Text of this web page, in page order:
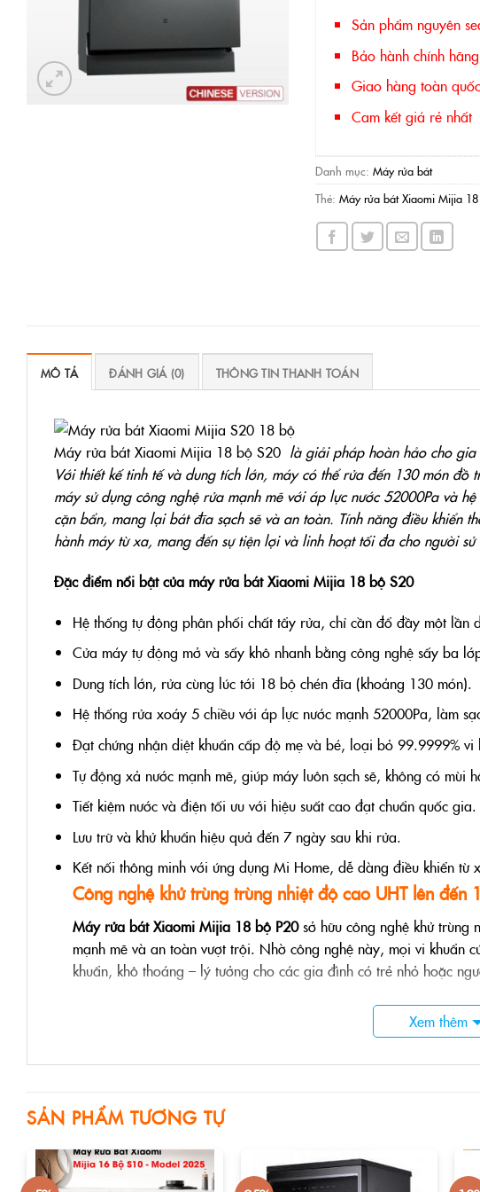
Sản phẩm nguyên
Bảo hành chính
Giao hàng toàn
Cam kết giá rẻ nhất
Danh mục: Máy rửa bát
Thẻ: Máy rửa bát Xiaomi Mijia
MÔ TẢ ĐÁNH GIÁ (0) THÔNG TIN THANH TOÁN
Máy rửa bát Xiaomi Mijia 18 bộ S20 là giải pháp hoàn hảo cho
Với thiết kế tinh tế và dung tích lớn, máy có thể rửa đến 130 món
máy sử dụng công nghệ rửa mạnh mẽ với áp lực nước 52000Pa và
cặn bẩn, mang lại bát đĩa sạch sẽ và an toàn. Tính năng điều khiển
hành máy từ xa, mang đến sự tiện lợi và linh hoạt tối đa cho người sử
Đặc điểm nổi bật của máy rửa bát Xiaomi Mijia 18 bộ S20
Hệ thống tự động phân phối chất tẩy rửa, chỉ cần đổ đầy một lần
Cửa máy tự động mở và sấy khô nhanh bằng công nghệ sấy ba
Dung tích lớn, rửa cùng lúc tới 18 bộ chén đĩa (khoảng 130 món).
Hệ thống rửa xoáy 5 chiều với áp lực nước mạnh 52000Pa, làm
Đạt chứng nhận diệt khuẩn cấp độ mẹ và bé, loại bỏ 99.9999% vi
Tự động xả nước mạnh mẽ, giúp máy luôn sạch sẽ, không có mùi
Tiết kiệm nước và điện tối ưu với hiệu suất cao đạt chuẩn quốc gia.
Lưu trữ và khử khuẩn hiệu quả đến 7 ngày sau khi rửa.
Kết nối thông minh với ứng dụng Mi Home, dễ dàng điều khiển từ
Công nghệ khử trùng trùng nhiệt độ cao UHT lên đến
Máy rửa bát Xiaomi Mijia 18 bộ P20sở hữu công nghệ khử trùng
mạnh mẽ và an toàn vượt trội. Nhờ công nghệ này, mọi vi khuẩn
khuẩn, khô thoáng – lý tưởng cho các gia đình có trẻ nhỏ hoặc
Nhiệt độ khử trùng lên đến 135°C, không sử dụng nước,
Khử trùng và sấy khô thông minh
Xem thêm
SẢN PHẨM TƯƠNG TỰ